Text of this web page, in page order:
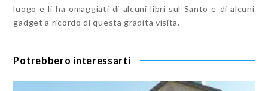
luogo e li ha omaggiati di alcuni libri sul Santo e di alcuni
gadget a ricordo di questa gradita visita.
Potrebbero interessarti